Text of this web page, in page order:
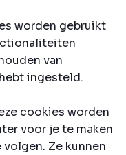
worden gebruikt
van
ingesteld.
cookies worden
voor je te maken
Ze kunnen